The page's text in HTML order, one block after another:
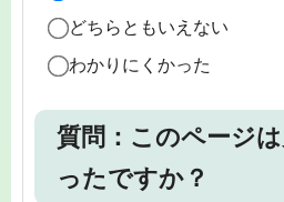
どちらともいえない
わかりにくかった
質問：このページ
ったですか？